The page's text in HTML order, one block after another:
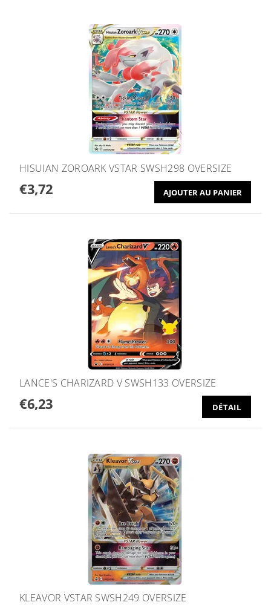
HISUIAN ZOROARK VSTAR SWSH298 OVERSIZE
€3,72
LANCE'S CHARIZARD V SWSH133 OVERSIZE
€6,23 DÉTAIL
KLEAVOR VSTAR SWSH249 OVERSIZE